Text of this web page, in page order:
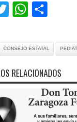
Twitter
CONSEJO ESTATAL
RELACIONADOS